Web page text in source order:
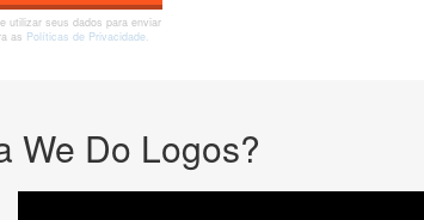
utilizar seus dados para enviar
as Políticas de Privacidade.
We Do Logos?